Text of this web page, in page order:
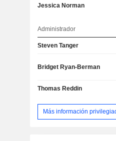
Jessica Norman
Administrador
Steven Tanger
Bridget Ryan-Berman
Thomas Reddin
Más información